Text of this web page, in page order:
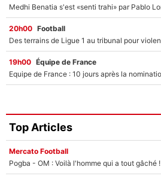
20h00 Football
19h00 Équipe de France
Top Articles
Mercato Football
Pogba - OM : Voilà l'homme qui a tout gâché !